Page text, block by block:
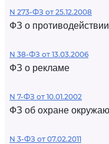
N 273-ФЗ от 25.12.2008
ФЗ о
N 38-ФЗ от 13.03.2006
ФЗ о рекламе
N 7-ФЗ от 10.01.2002
ФЗ об охране
N 3-ФЗ от 07.02.2011